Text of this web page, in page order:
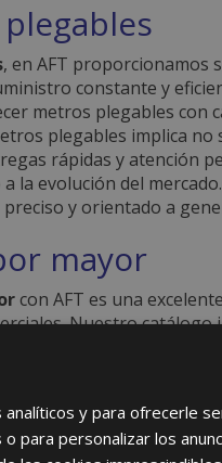
, en AFT proporcionamos
constante y
metros plegables con
plegables implica
rápidas y atención
la evolución del
y orientado a
mayor
con AFT es una
Nuestro
a diversas
a precios
prácticas y de alta
trabajo, por eso
comercial está
y para ofrecerle
para personalizar los